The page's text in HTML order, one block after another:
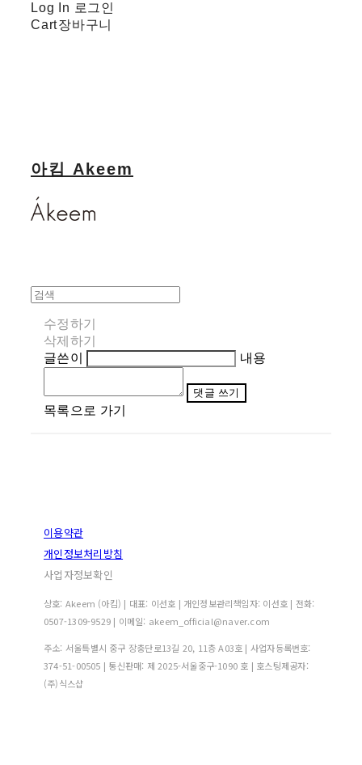
Log In 로그인
Cart장바구니
아킴 Akeem
수정하기
삭제하기
글쓴이
내용
댓글 쓰기
목록으로 가기
이용약관
개인정보처리방침
사업자정보확인
상호: Akeem (아킴) | 대표: 이선호 | 개인정보관리책임자: 이선호 | 전화:
0507-1309-9529 | 이메일: akeem_official@naver.com
주소: 서울특별시 중구 장충단로13길 20, 11층 A03호 | 사업자등록번호:
374-51-00505 | 통신판매: 제 2025-서울중구-1090 호 | 호스팅제공자:
(주)식스샵